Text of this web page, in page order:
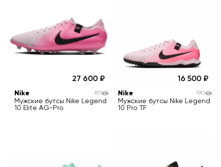
27 600
Nike
Мужские бутсы Nike Legend
10 Elite AG-Pro
811
16 500
Nike
Мужские бутсы Nike Legend
10 Pro TF
190